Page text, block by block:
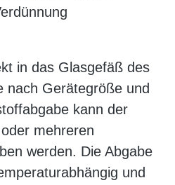
in das Glasgefäß des
nach Gerätegröße und
kann der
mehreren
werden. Die Abgabe
und